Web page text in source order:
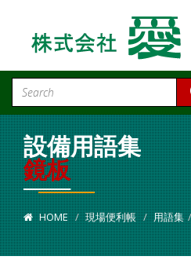
設備用語集
鏡板
HOME 現場便利帳 用語集